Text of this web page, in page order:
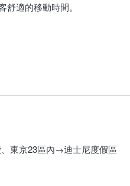
舒適的移動時間。
東京23區內→迪士尼度假區